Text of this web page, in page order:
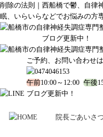
削除の法則｜西船橋で鬱、自律
眠、いらいらなどでお悩みの方
ブログ更新中！
ご予約、お問い合わせ
午前10:00～12:00 午後
ブログ更新中！
院長ごあいさ